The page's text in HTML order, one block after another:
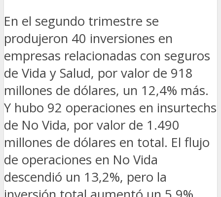
En el segundo trimestre se
produjeron 40 inversiones en
empresas relacionadas con seguros
de Vida y Salud, por valor de 918
millones de dólares, un 12,4% más.
Y hubo 92 operaciones en insurtechs
de No Vida, por valor de 1.490
millones de dólares en total. El flujo
de operaciones en No Vida
descendió un 13,2%, pero la